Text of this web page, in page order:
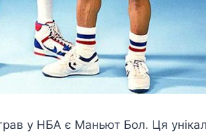
у НБА є Маньют Бол. Ця